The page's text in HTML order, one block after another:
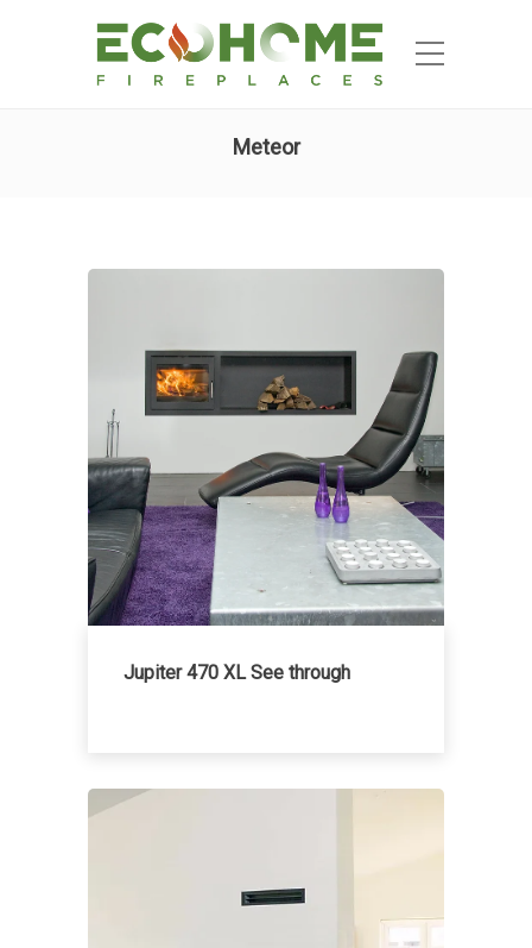
Meteor
Jupiter 470 XL See through